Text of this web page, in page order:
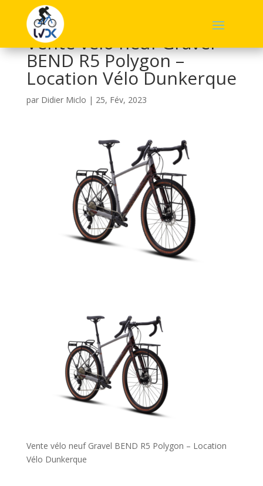
Vente vélo neuf Gravel
BEND R5 Polygon –
Location Vélo Dunkerque
par Didier Miclo | 25, Fév, 2023
Vente vélo neuf Gravel BEND R5 Polygon – Location
Vélo Dunkerque